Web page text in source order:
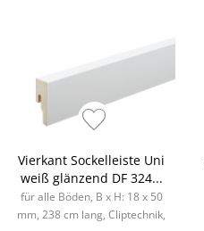
Vierkant Sockelleiste Uni
weiß glänzend DF 324...
für alle Böden, B x H: 18 x 50
mm, 238 cm lang, Cliptechnik,